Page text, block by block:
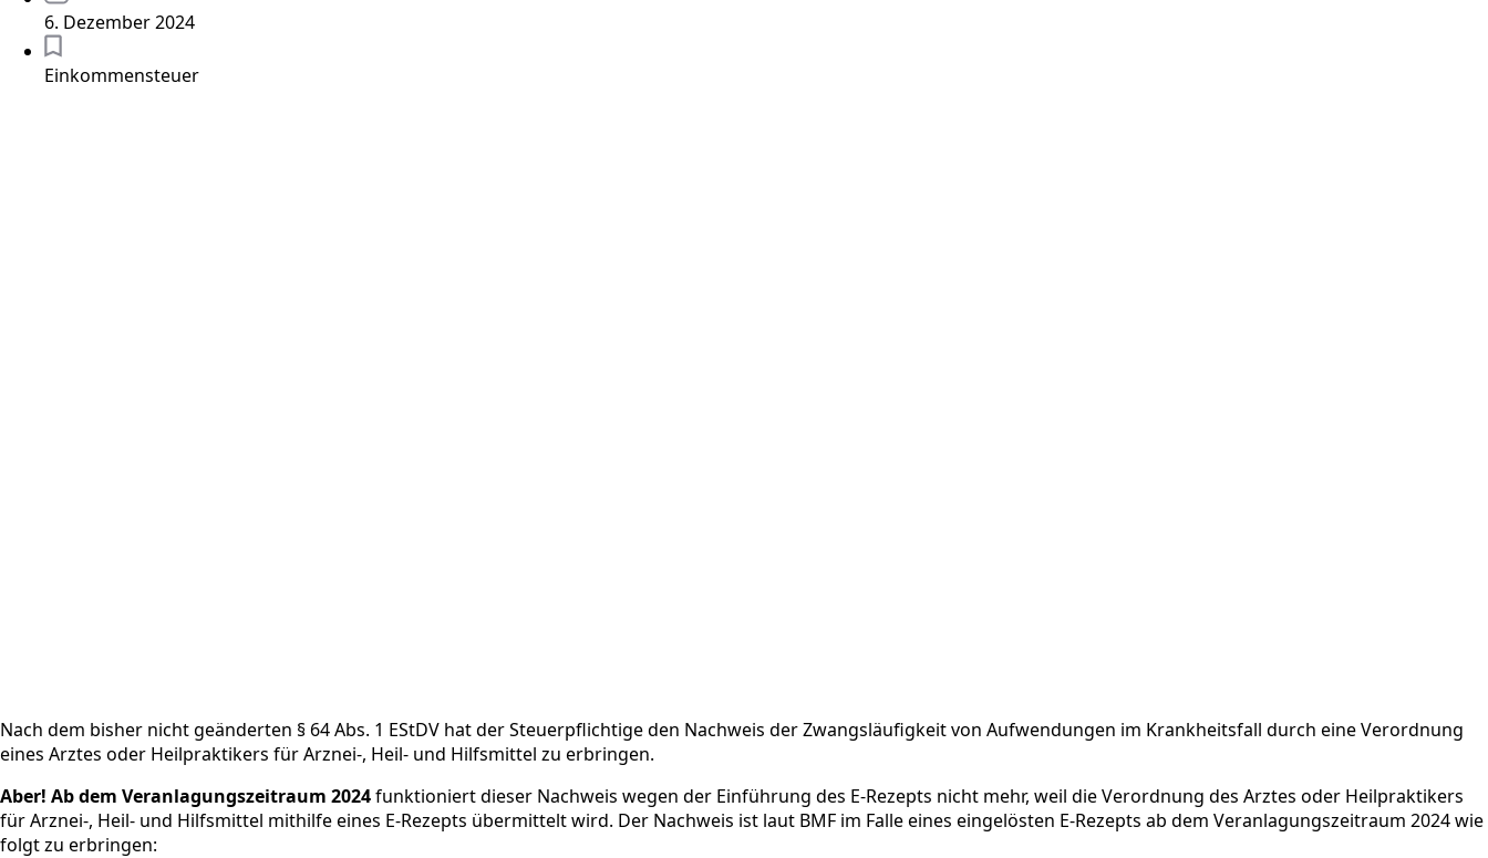
6. Dezember 2024
Einkommensteuer
Nach dem bisher nicht geänderten § 64 Abs. 1 EStDV hat der Steuerpflichtige den Nachweis der Zwangsläufigkeit von Aufwendungen im Krankheitsfall durch eine Verordnung
eines Arztes oder Heilpraktikers für Arznei-, Heil- und Hilfsmittel zu erbringen.
Aber! Ab dem Veranlagungszeitraum 2024funktioniert dieser Nachweis wegen der Einführung des E-Rezepts nicht mehr, weil die Verordnung des Arztes oder Heilpraktikers
für Arznei-, Heil- und Hilfsmittel mithilfe eines E-Rezepts übermittelt wird. Der Nachweis ist laut BMF im Falle eines eingelösten E-Rezepts ab dem Veranlagungszeitraum 2024 wie
folgt zu erbringen: